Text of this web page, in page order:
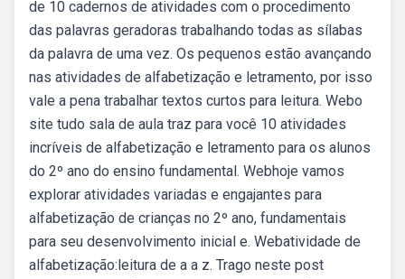
de 10 cadernos de atividades com o procedimento
das palavras geradoras trabalhando todas as sílabas
da palavra de uma vez. Os pequenos estão avançando
nas atividades de alfabetização e letramento, por isso
vale a pena trabalhar textos curtos para leitura. Webo
site tudo sala de aula traz para você 10 atividades
incríveis de alfabetização e letramento para os alunos
do 2º ano do ensino fundamental. Webhoje vamos
explorar atividades variadas e engajantes para
alfabetização de crianças no 2º ano, fundamentais
para seu desenvolvimento inicial e. Webatividade de
alfabetização:leitura de a a z. Trago neste post